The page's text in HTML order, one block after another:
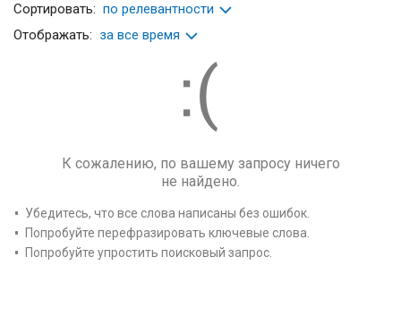
Сортировать: по релевантности
Отображать: за все время
К сожалению, по вашему запросу ничего
не найдено.
Убедитесь, что все слова написаны без ошибок.
Попробуйте перефразировать ключевые слова.
Попробуйте упростить поисковый запрос.